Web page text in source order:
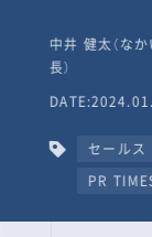
タビ
中井 健太（な
長）
セールス
PR